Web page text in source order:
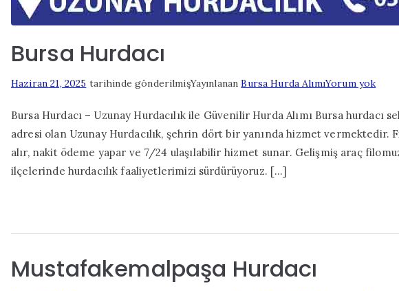
Bursa Hurdacı
Haziran 21, 2025 tarihinde gönderilmişYayınlananBursa Hurda AlımıYorum yokBursa
Bursa Hurdacı – Uzunay Hurdacılık ile Güvenilir Hurda Alımı Bursa
adresi olan Uzunay Hurdacılık, şehrin dört bir yanında hizmet vermektedir.
alır, nakit ödeme yapar ve 7/24 ulaşılabilir hizmet sunar. Gelişmiş araç
ilçelerinde hurdacılık faaliyetlerimizi sürdürüyoruz. […]
Mustafakemalpaşa Hurdacı